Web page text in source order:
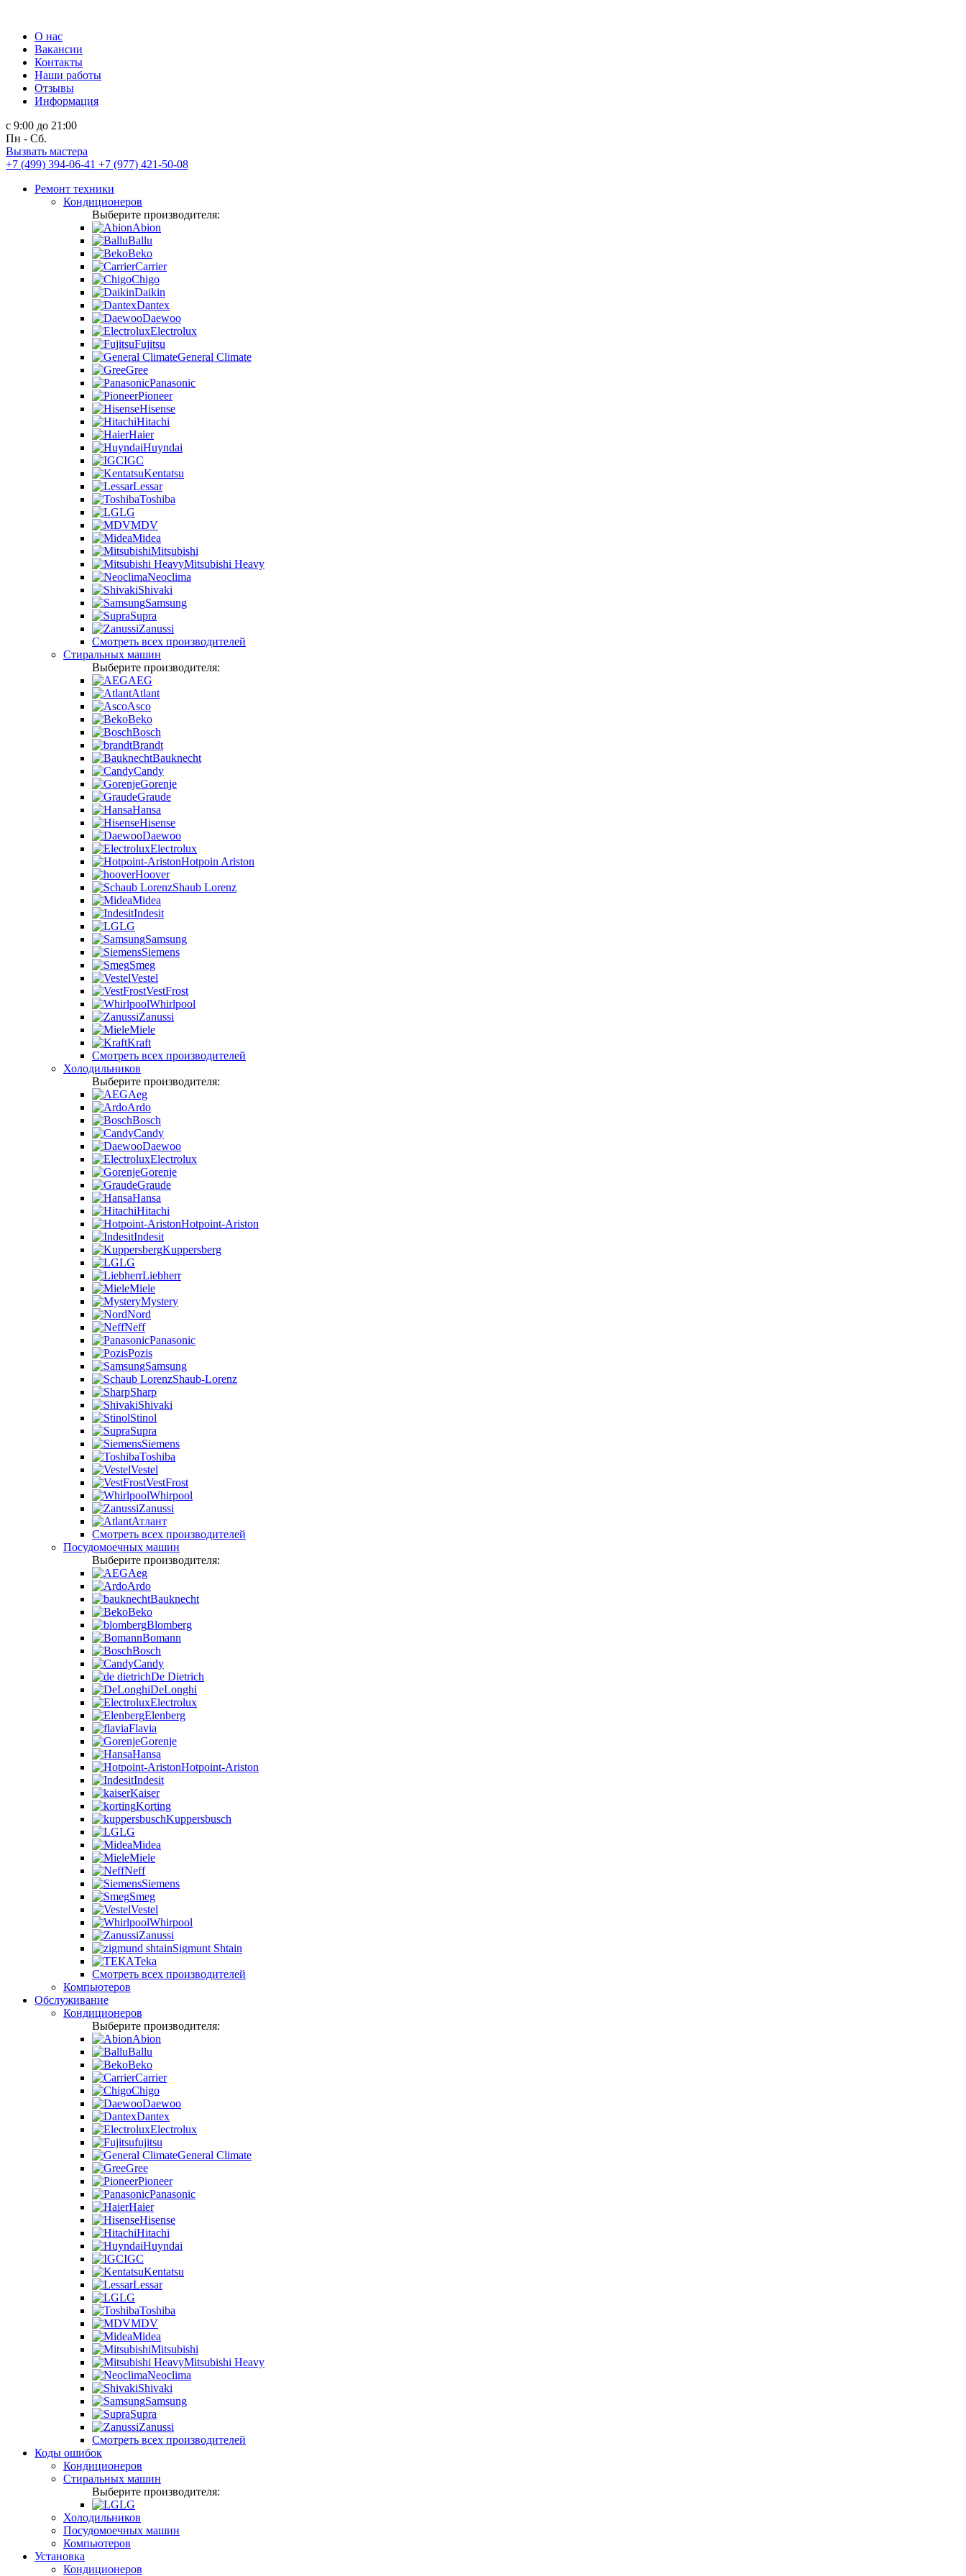
О нас
Вакансии
Контакты
Наши работы
Отзывы
Информация
с 9:00 до 21:00
Пн - Сб.
Вызвать мастера
+7 (499) 394-06-41 +7 (977) 421-50-08
Ремонт техники
Кондиционеров
Выберите производителя:
Abion
Ballu
Beko
Carrier
Chigo
Daikin
Dantex
Daewoo
Electrolux
Fujitsu
General Climate
Gree
Panasonic
Pioneer
Hisense
Hitachi
Haier
Huyndai
IGC
Kentatsu
Lessar
Toshiba
LG
MDV
Midea
Mitsubishi
Mitsubishi Heavy
Neoclima
Shivaki
Samsung
Supra
Zanussi
Смотреть всех производителей
Стиральных машин
Выберите производителя:
AEG
Atlant
Asco
Beko
Bosch
Brandt
Bauknecht
Candy
Gorenje
Graude
Hansa
Hisense
Daewoo
Electrolux
Hotpoin Ariston
Hoover
Shaub Lorenz
Midea
Indesit
LG
Samsung
Siemens
Smeg
Vestel
VestFrost
Whirlpool
Zanussi
Miele
Kraft
Смотреть всех производителей
Холодильников
Выберите производителя:
Aeg
Ardo
Bosch
Candy
Daewoo
Electrolux
Gorenje
Graude
Hansa
Hitachi
Hotpoint-Ariston
Indesit
Kuppersberg
LG
Liebherr
Miele
Mystery
Nord
Neff
Panasonic
Pozis
Samsung
Shaub-Lorenz
Sharp
Shivaki
Stinol
Supra
Siemens
Toshiba
Vestel
VestFrost
Whirpool
Zanussi
Атлант
Смотреть всех производителей
Посудомоечных машин
Выберите производителя:
Aeg
Ardo
Bauknecht
Beko
Blomberg
Bomann
Bosch
Candy
De Dietrich
DeLonghi
Electrolux
Elenberg
Flavia
Gorenje
Hansa
Hotpoint-Ariston
Indesit
Kaiser
Korting
Kuppersbusch
LG
Midea
Miele
Neff
Siemens
Smeg
Vestel
Whirpool
Zanussi
Sigmunt Shtain
Teka
Смотреть всех производителей
Компьютеров
Обслуживание
Кондиционеров
Выберите производителя:
Abion
Ballu
Beko
Carrier
Chigo
Daewoo
Dantex
Electrolux
fujitsu
General Climate
Gree
Pioneer
Panasonic
Haier
Hisense
Hitachi
Huyndai
IGC
Kentatsu
Lessar
LG
Toshiba
MDV
Midea
Mitsubishi
Mitsubishi Heavy
Neoclima
Shivaki
Samsung
Supra
Zanussi
Смотреть всех производителей
Коды ошибок
Кондиционеров
Стиральных машин
Выберите производителя:
LG
Холодильников
Посудомоечных машин
Компьютеров
Установка
Кондиционеров